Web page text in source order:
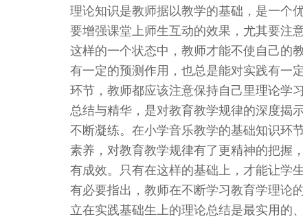
理论知识是教师据以教学的基础，是一个
要增强课堂上师生互动的效果，尤其要注
这样的一个状态中，教师才能不使自己的
有一定的预测作用，也总是能对实践有一
环节，教师都应该注意保持自己里理论学
总结与精华，是对教育教学规律的深度揭
不断凝练。在小学音乐教学的基础知识环
素养，对教育教学规律有了更精神的把握
有成效。只有在这样的基础上，才能让学
有必要指出，教师在不断学习教育学理论
立在实践基础生上的理论总结是最实用的